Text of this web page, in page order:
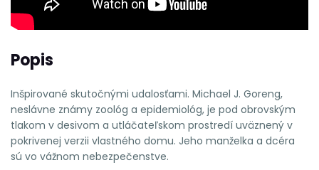
Popis
Inšpirované skutočnými udalosťami. Michael J. Goreng,
neslávne známy zoológ a epidemiológ, je pod obrovským
tlakom v desivom a utláčateľskom prostredí uväznený v
pokrivenej verzii vlastného domu. Jeho manželka a dcéra
sú vo vážnom nebezpečenstve.